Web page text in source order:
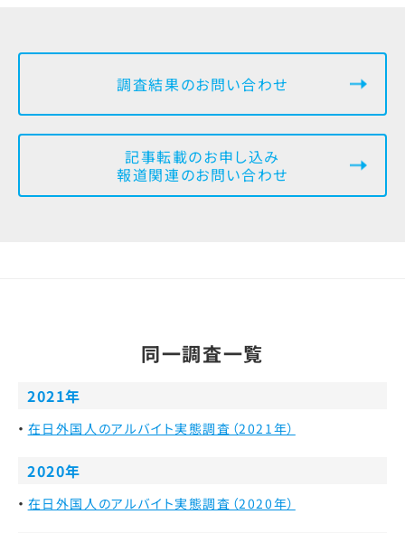
調査結果のお問い合わせ
記事転載のお申し込み
報道関連のお問い合わせ
同一調査一覧
2021年
在日外国人のアルバイト実態調査（2021年）
2020年
在日外国人のアルバイト実態調査（2020年）